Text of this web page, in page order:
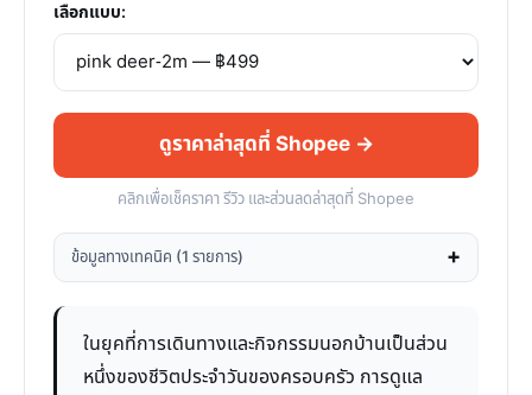
เลือกแบบ:
ดูราคาล่าสุดที่ Shopee →
คลิกเพื่อเช็คราคา รีวิว และส่วนลดล่าสุดที่ Shopee
ข้อมูลทางเทคนิค (1 รายการ)
ในยุคที่การเดินทางและกิจกรรมนอกบ้านเป็นส่วน
หนึ่งของชีวิตประจำวันของครอบครัว การดูแล